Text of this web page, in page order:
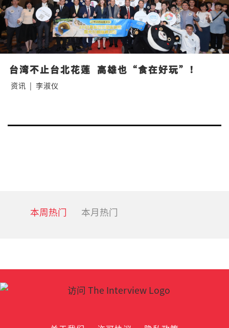
台湾不止台北花莲  高雄也“食在好玩”！
资讯 | 李淑仪
本周热门 本月热门